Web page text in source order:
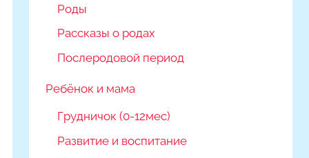
Роды
Рассказы о родах
Послеродовой период
Ребёнок и мама
Грудничок (0-12мес)
Развитие и воспитание